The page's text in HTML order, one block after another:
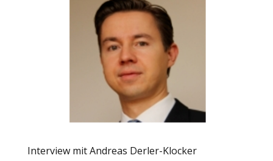
Interview mit Andreas Derler-Klocker